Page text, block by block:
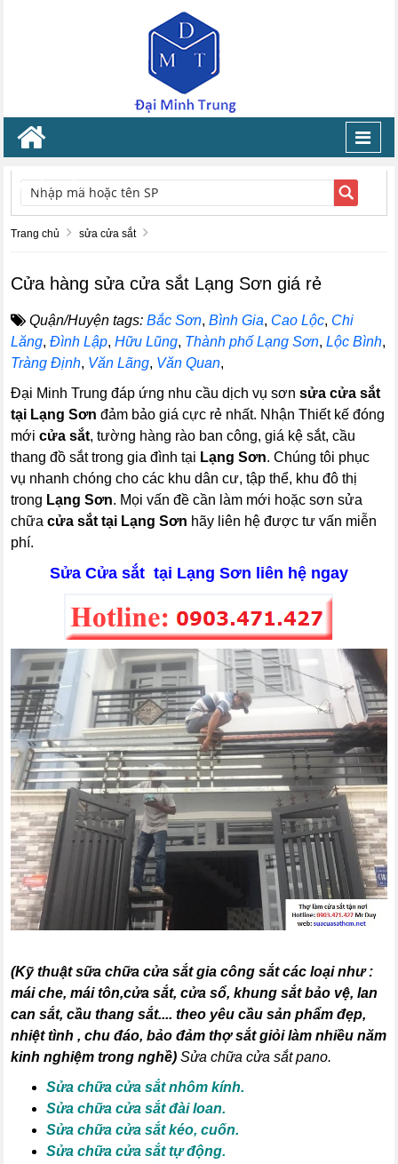
TÌM KIẾM
Trang chủ sửa cửa sắt
Cửa hàng sửa cửa sắt Lạng Sơn giá rẻ
Quận/Huyện tags: Bắc Sơn,Bình Gia, Cao Lộc, Chi
Lăng,Đình Lập,Hữu Lũng, Thành phố Lạng Sơn,Lộc Bình,
Tràng Định, Văn Lãng, Văn Quan,
Đại Minh Trung đáp ứng nhu cầu dịch vụ sơn sửa cửa sắt
tại Lạng Sơn đảm bảo giá cực rẻ nhất. Nhận Thiết kế đóng
mớicửa sắt, tường hàng rào ban công, giá kệ sắt, cầu
thang đồ sắt trong gia đình tại Lạng Sơn. Chúng tôi phục
vụ nhanh chóng cho các khu dân cư, tập thể, khu đô thị
trong Lạng Sơn. Mọi vấn đề cần làm mới hoặc sơn sửa
chữacửa sắt tại Lạng Sơn hãy liên hệ được tư vấn miễn
phí.
Sửa Cửa sắt tại Lạng Sơn liên hệ ngay
(Kỹ thuật sữa chữa cửa sắt gia công sắt các loại như :
mái che, mái tôn,cửa sắt, cửa sổ, khung sắt bảo vệ, lan
can sắt, cầu thang sắt.... theo yêu cầu sản phẩm đẹp,
nhiệt tình , chu đáo, bảo đảm thợ sắt giỏi làm nhiều năm
kinh nghiệm trong nghề)Sửa chữa cửa sắt pano.
Sửa chữa cửa sắt nhôm kính.
Sửa chữa cửa sắt đài loan.
Sửa chữa cửa sắt kéo, cuốn.
Sửa chữa cửa sắt tự động.